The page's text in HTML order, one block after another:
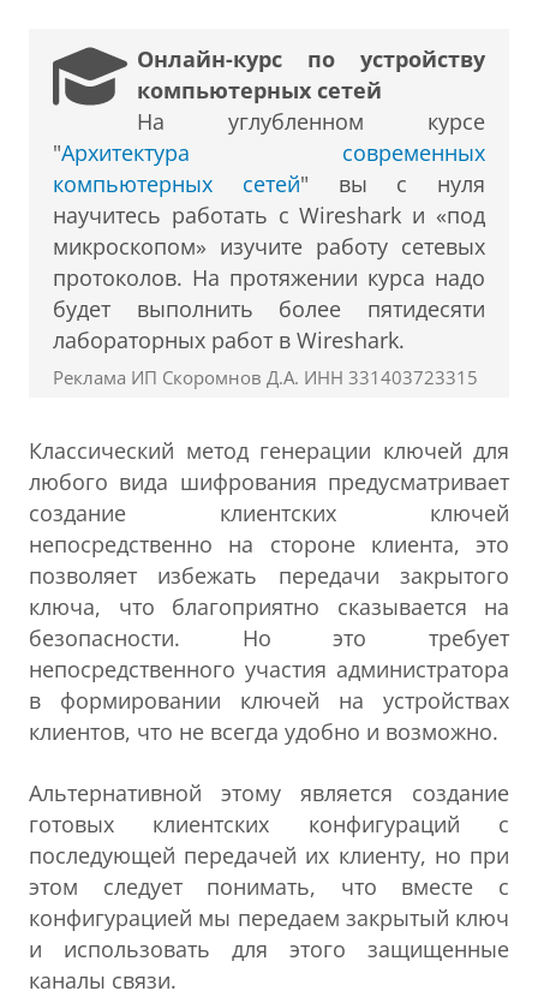
Онлайн-курс по устройству
компьютерных сетей
На углубленном курсе
"Архитектура современных
компьютерных сетей" вы с нуля
научитесь работать с Wireshark и «под
микроскопом» изучите работу сетевых
протоколов. На протяжении курса надо
будет выполнить более пятидесяти
лабораторных работ в Wireshark.
Реклама ИП Скоромнов Д.А. ИНН 331403723315
Классический метод генерации ключей для
любого вида шифрования предусматривает
создание клиентских ключей
непосредственно на стороне клиента, это
позволяет избежать передачи закрытого
ключа, что благоприятно сказывается на
безопасности. Но это требует
непосредственного участия администратора
в формировании ключей на устройствах
клиентов, что не всегда удобно и возможно.
Альтернативной этому является создание
готовых клиентских конфигураций с
последующей передачей их клиенту, но при
этом следует понимать, что вместе с
конфигурацией мы передаем закрытый ключ
и использовать для этого защищенные
каналы связи.